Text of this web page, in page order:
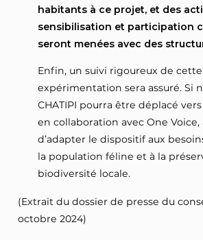
habitants à ce projet, et des
sensibilisation et participation
seront menées avec des
Enfin, un suivi rigoureux de cette
expérimentation sera assuré. Si
CHATIPI pourra être déplacé
en collaboration avec One Voice,
d’adapter le dispositif aux
la population féline et à la
biodiversité locale.
(Extrait du dossier de presse du
octobre 2024)